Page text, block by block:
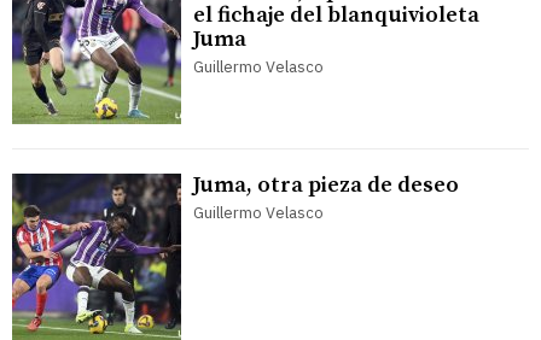
el fichaje del blanquivioleta
Juma
Guillermo Velasco
Juma, otra pieza de deseo
Guillermo Velasco